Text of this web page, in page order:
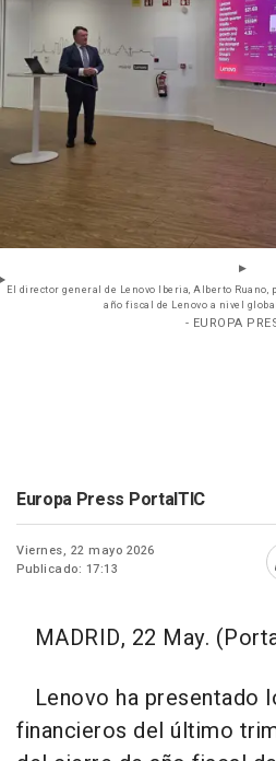
El director general de Lenovo Iberia, Alberto Ruano,
año fiscal de Lenovo a nivel
- EUROPA
Europa Press PortalTIC
Viernes, 22 mayo 2026
Publicado: 17:13
MADRID, 22 May.
Lenovo ha presentado
financieros del último